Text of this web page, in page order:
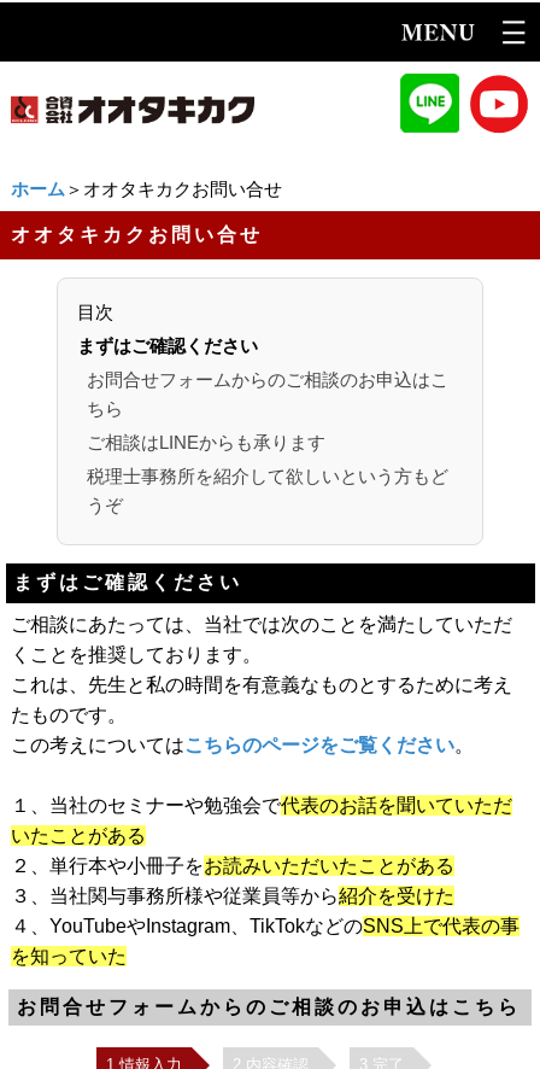
ホーム ＞オオタキカクお問い合せ
オオタキカクお問い合せ
目次
まずはご確認ください
お問合せフォームからのご相談のお申込はこ
ちら
ご相談はLINEからも承ります
税理士事務所を紹介して欲しいという方もど
うぞ
まずはご確認ください
ご相談にあたっては、当社では次のことを満たしていただ
くことを推奨しております。
これは、先生と私の時間を有意義なものとするために考え
たものです。
この考えについてはこちらのページをご覧ください。
１、当社のセミナーや勉強会で代表のお話を聞いていただ
いたことがある
２、単行本や小冊子をお読みいただいたことがある
３、当社関与事務所様や従業員等から紹介を受けた
４、YouTubeやInstagram、TikTokなどのSNS上で代表の事
を知っていた
お問合せフォームからのご相談のお申込はこちら